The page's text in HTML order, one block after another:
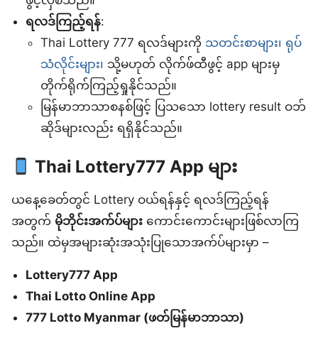
ရလဒ်ကြည့်ရန်:
Thai Lottery 777 ရလဒ်များကိုသတင်းစာများ၊ ရုပ်
သံလိုင်းများ၊ သို့မဟုတ် လိုက်ဖ်ထီဖွင့် app များမှ
တိုက်ရိုက်ကြည့်ရှုနိုင်သည်။
မြန်မာဘာသာစနစ်ဖြင့် ပြသသော lottery result ဝဘ်
ဆိုဒ်များလည်း ရရှိနိုင်သည်။
Thai Lottery777 App များ
ယနေ့ခေတ်တွင် Lottery ဝယ်ရန်နှင့် ရလဒ်ကြည့်ရန်
အတွက် မိုဘိုင်းအက်ပ်များ ကောင်းကောင်းများဖြစ်လာကြ
သည်။ ထဲမှအများဆုံးအသုံးပြုသောအက်ပ်များမှာ –
Lottery777 App
Thai Lotto Online App
777 Lotto Myanmar (ဖတ်မြန်မာဘာသာ)